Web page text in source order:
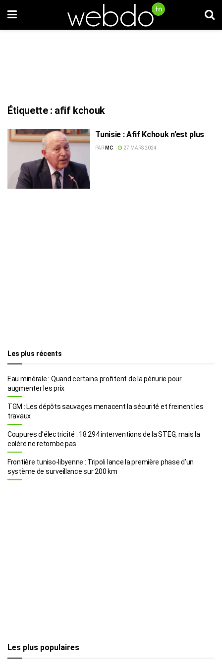
Étiquette : afif kchouk
Tunisie : Afif Kchouk n’est plus
PAR MC 27 MARS 2024
Les plus récents
Eau minérale : Quand certains profitent de la pénurie pour
augmenter les prix
TGM : Les dépôts sauvages menacent la sécurité et freinent les
travaux
Coupures d’électricité : 18.294 interventions de la STEG, mais la
colère ne retombe pas
Frontière tuniso-libyenne : Tripoli lance la première phase d’un
système de surveillance sur 200 km
Les plus populaires